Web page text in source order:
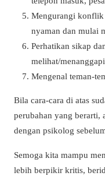
Mengurangi konflik
nyaman dan mulai
Perhatikan sikap
melihat/
Mengenal teman-
Bila cara-cara di atas
perubahan yang berarti,
dengan psikolog
Semoga kita mampu
lebih berpikir kritis,